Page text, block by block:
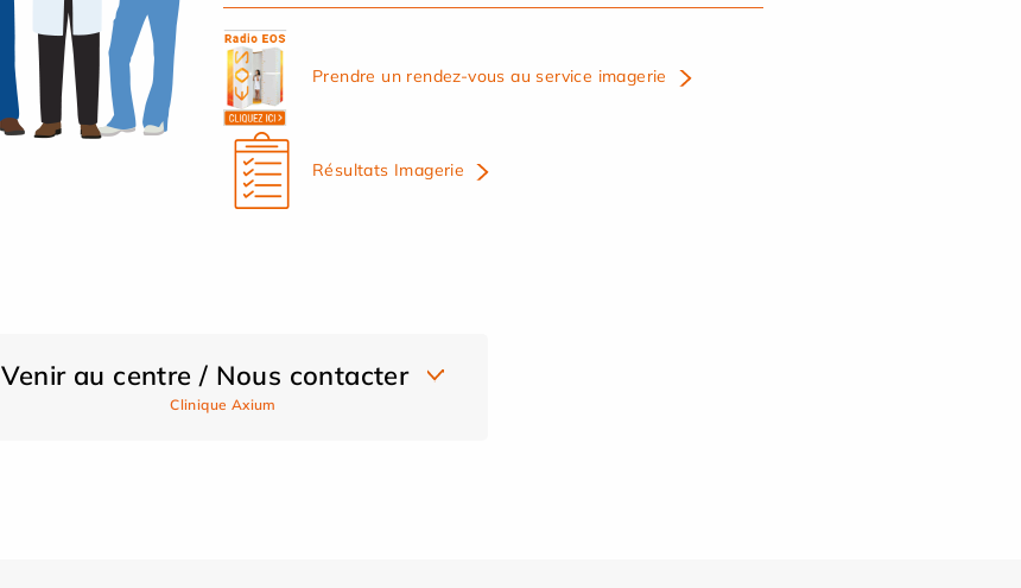
Prendre un rendez-vous au service imagerie
Résultats Imagerie
Venir au centre / Nous contacter
Clinique Axium